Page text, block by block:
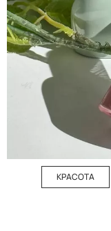
КРАСОТА